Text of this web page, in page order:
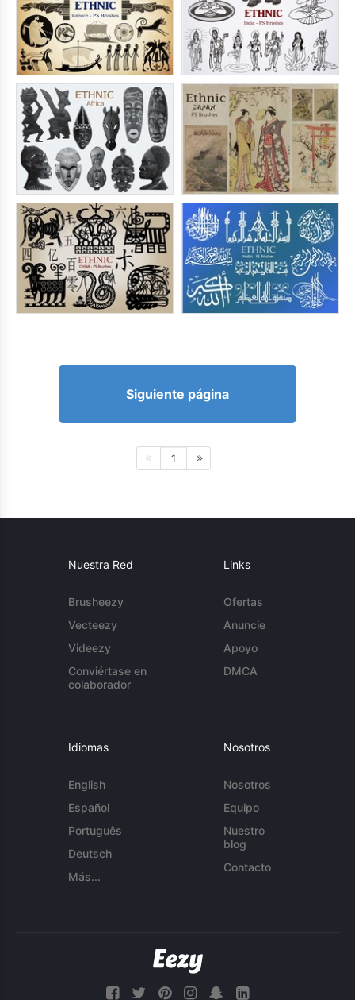
Siguiente página
1
Nuestra Red
Brusheezy
Vecteezy
Videezy
Conviértase en
colaborador
Links
Ofertas
Anuncie
Apoyo
DMCA
Idiomas
English
Español
Português
Deutsch
Más...
Nosotros
Nosotros
Equipo
Nuestro
blog
Contacto